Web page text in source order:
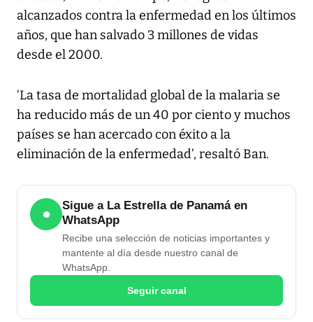
alcanzados contra la enfermedad en los últimos
años, que han salvado 3 millones de vidas
desde el 2000.
‘La tasa de mortalidad global de la malaria se
ha reducido más de un 40 por ciento y muchos
países se han acercado con éxito a la
eliminación de la enfermedad’, resaltó Ban.
●
Sigue a La Estrella de Panamá en
WhatsApp
Recibe una selección de noticias importantes y
mantente al día desde nuestro canal de
WhatsApp.
Seguir canal